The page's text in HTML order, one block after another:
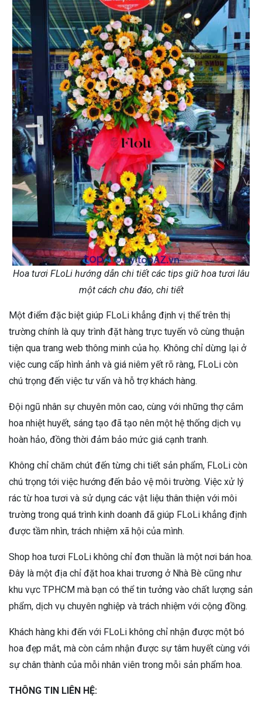
Hoa tươi FLoLi hướng dẫn chi tiết các tips giữ hoa tươi lâu
một cách chu đáo, chi tiết
Một điểm đặc biệt giúp FLoLi khẳng định vị thế trên thị
trường chính là quy trình đặt hàng trực tuyến vô cùng thuận
tiện qua trang web thông minh của họ. Không chỉ dừng lại ở
việc cung cấp hình ảnh và giá niêm yết rõ ràng, FLoLi còn
chú trọng đến việc tư vấn và hỗ trợ khách hàng.
Đội ngũ nhân sự chuyên môn cao, cùng với những thợ cắm
hoa nhiệt huyết, sáng tạo đã tạo nên một hệ thống dịch vụ
hoàn hảo, đồng thời đảm bảo mức giá cạnh tranh.
Không chỉ chăm chút đến từng chi tiết sản phẩm, FLoLi còn
chú trọng tới việc hướng đến bảo vệ môi trường. Việc xử lý
rác từ hoa tươi và sử dụng các vật liệu thân thiện với môi
trường trong quá trình kinh doanh đã giúp FLoLi khẳng định
được tầm nhìn, trách nhiệm xã hội của mình.
Shop hoa tươi FLoLi không chỉ đơn thuần là một nơi bán hoa.
Đây là một địa chỉ đặt hoa khai trương ở Nhà Bè cũng như
khu vực TPHCM mà bạn có thể tin tưởng vào chất lượng sản
phẩm, dịch vụ chuyên nghiệp và trách nhiệm với cộng đồng.
Khách hàng khi đến với FLoLi không chỉ nhận được một bó
hoa đẹp mắt, mà còn cảm nhận được sự tâm huyết cùng với
sự chân thành của mỗi nhân viên trong mỗi sản phẩm hoa.
THÔNG TIN LIÊN HỆ: